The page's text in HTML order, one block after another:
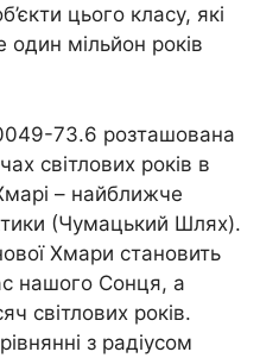
цього класу, які
один мільйон років
73.6 розташована
світлових років в
– найближче
(Чумацький Шлях).
Хмари становить
нашого Сонця, а
світлових років.
з радіусом